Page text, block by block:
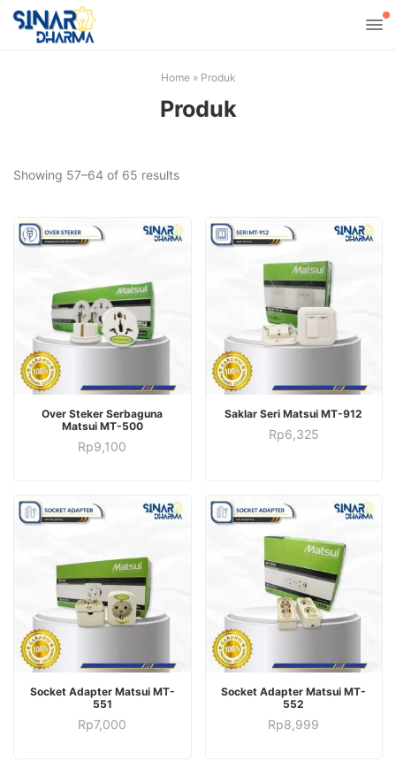
Home» Produk
Produk
Showing 57–64 of 65 resultsSorted
ADD TO CART
Over Steker Serbaguna
Matsui MT-500
Rp9,100
ADD TO CART
Saklar Seri Matsui MT-912
Rp6,325
ADD TO CART
Socket Adapter Matsui MT-
551
Rp7,000
ADD TO CART
Socket Adapter Matsui MT-
552
Rp8,999